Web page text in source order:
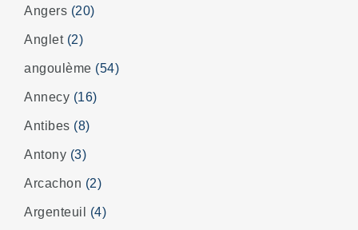
Angers (20)
Anglet (2)
angoulème (54)
Annecy (16)
Antibes (8)
Antony (3)
Arcachon (2)
Argenteuil (4)